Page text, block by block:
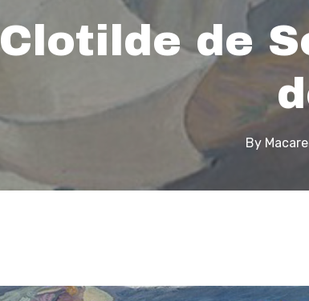
Clotilde de
By